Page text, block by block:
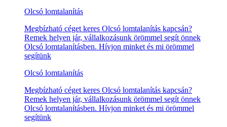
Olcsó lomtalanítás
Megbízható céget keres Olcsó lomtalanítás kapcsán?
Remek helyen jár, vállalkozásunk örömmel segít önnek
Olcsó lomtalanításben. Hívjon minket és mi örömmel
segítünk
Olcsó lomtalanítás
Megbízható céget keres Olcsó lomtalanítás kapcsán?
Remek helyen jár, vállalkozásunk örömmel segít önnek
Olcsó lomtalanításben. Hívjon minket és mi örömmel
segítünk